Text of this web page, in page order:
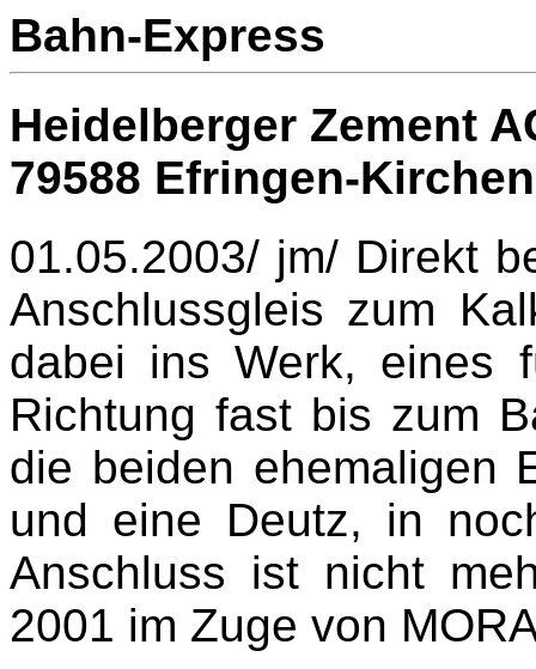
Bahn-Express
Heidelberger Zement
79588 Efringen-
01.05.2003/ jm/ Direkt
Anschlussgleis zum
dabei ins Werk, eines
Richtung fast bis zum
die beiden ehemaligen
und eine Deutz, in
Anschluss ist nicht
2001 im Zuge von